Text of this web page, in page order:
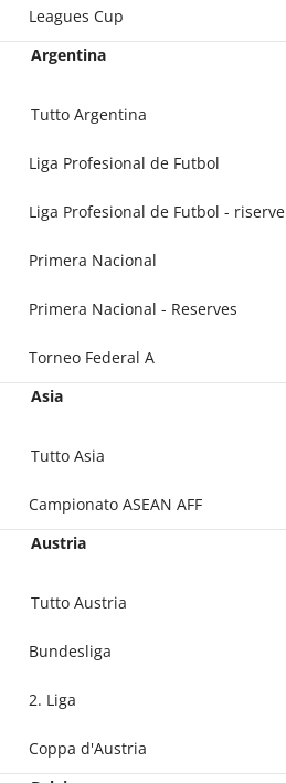
Leagues Cup
Argentina
Tutto Argentina
Liga Profesional de Futbol
Liga Profesional de Futbol - riserve
Primera Nacional
Primera Nacional - Reserves
Torneo Federal A
Asia
Tutto Asia
Campionato ASEAN AFF
Austria
Tutto Austria
Bundesliga
2. Liga
Coppa d'Austria